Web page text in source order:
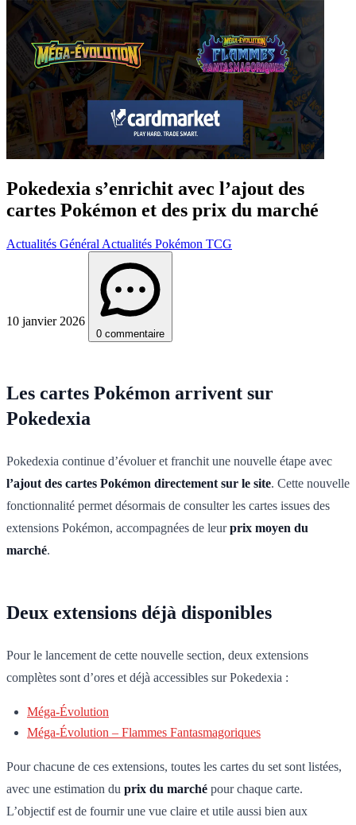
Pokedexia s’enrichit avec l’ajout des
cartes Pokémon et des prix du marché
Actualités Général Actualités Pokémon TCG
10 janvier 2026
0 commentaire
Les cartes Pokémon arrivent sur
Pokedexia
Pokedexia continue d’évoluer et franchit une nouvelle étape avec
l’ajout des cartes Pokémon directement sur le site. Cette nouvelle
fonctionnalité permet désormais de consulter les cartes issues des
extensions Pokémon, accompagnées de leurprix moyen du
marché.
Deux extensions déjà disponibles
Pour le lancement de cette nouvelle section, deux extensions
complètes sont d’ores et déjà accessibles sur Pokedexia :
Méga-Évolution
Méga-Évolution – Flammes Fantasmagoriques
Pour chacune de ces extensions, toutes les cartes du set sont listées,
avec une estimation du prix du marché pour chaque carte.
L’objectif est de fournir une vue claire et utile aussi bien aux